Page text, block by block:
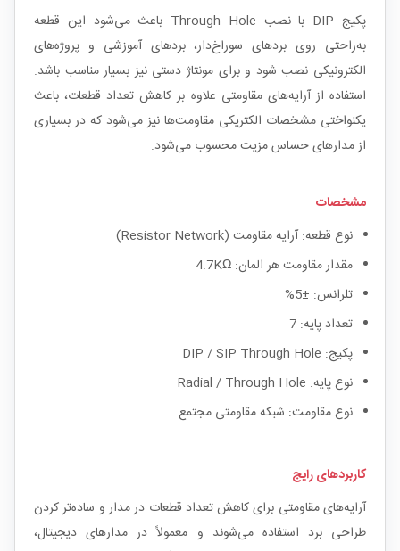
پکیج DIP با نصب Through Hole باعث می‌شود این قطعه
به‌راحتی روی بردهای سوراخ‌دار، بردهای آموزشی و پروژه‌های
الکترونیکی نصب شود و برای مونتاژ دستی نیز بسیار مناسب باشد.
استفاده از آرایه‌های مقاومتی علاوه بر کاهش تعداد قطعات، باعث
یکنواختی مشخصات الکتریکی مقاومت‌ها نیز می‌شود که در بسیاری
از مدارهای حساس مزیت محسوب می‌شود.
مشخصات
نوع قطعه: آرایه مقاومت (Resistor Network)
مقدار مقاومت هر المان: 4.7KΩ
تلرانس: ±5%
تعداد پایه: 7
پکیج: DIP / SIP Through Hole
نوع پایه: Radial / Through Hole
نوع مقاومت: شبکه مقاومتی مجتمع
کاربردهای رایج
آرایه‌های مقاومتی برای کاهش تعداد قطعات در مدار و ساده‌تر کردن
طراحی برد استفاده می‌شوند و معمولاً در مدارهای دیجیتال،